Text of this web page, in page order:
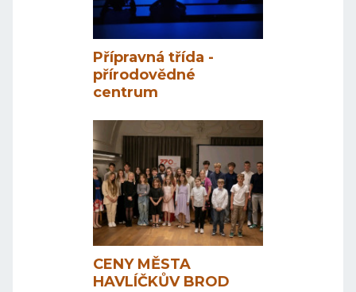
Přípravná třída -
přírodovědné
centrum
CENY MĚSTA
HAVLÍČKŮV BROD